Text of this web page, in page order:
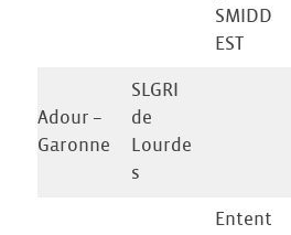
SMIDD
EST
Adour –
Garonne
SLGRI
de
Lourde
s
Entent